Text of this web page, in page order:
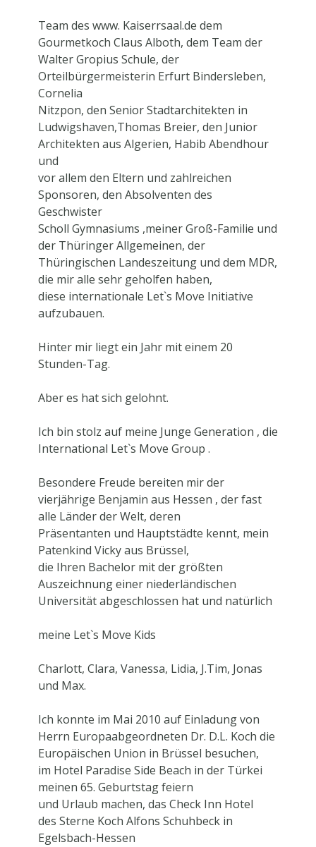
Team des www. Kaiserrsaal.de dem
Gourmetkoch Claus Alboth, dem Team der
Walter Gropius Schule, der
Orteilbürgermeisterin Erfurt Bindersleben,
Cornelia
Nitzpon, den Senior Stadtarchitekten in
Ludwigshaven,Thomas Breier, den Junior
Architekten aus Algerien, Habib Abendhour
und
vor allem den Eltern und zahlreichen
Sponsoren, den Absolventen des
Geschwister
Scholl Gymnasiums ,meiner Groß-Familie und
der Thüringer Allgemeinen, der
Thüringischen Landeszeitung und dem MDR,
die mir alle sehr geholfen haben,
diese internationale Let`s Move Initiative
aufzubauen.
Hinter mir liegt ein Jahr mit einem 20
Stunden-Tag.
Aber es hat sich gelohnt.
Ich bin stolz auf meine Junge Generation , die
International Let`s Move Group .
Besondere Freude bereiten mir der
vierjährige Benjamin aus Hessen , der fast
alle Länder der Welt, deren
Präsentanten und Hauptstädte kennt, mein
Patenkind Vicky aus Brüssel,
die Ihren Bachelor mit der größten
Auszeichnung einer niederländischen
Universität abgeschlossen hat und natürlich
meine Let`s Move Kids
Charlott, Clara, Vanessa, Lidia, J.Tim, Jonas
und Max.
Ich konnte im Mai 2010 auf Einladung von
Herrn Europaabgeordneten Dr. D.L. Koch die
Europäischen Union in Brüssel besuchen,
im Hotel Paradise Side Beach in der Türkei
meinen 65. Geburtstag feiern
und Urlaub machen, das Check Inn Hotel
des Sterne Koch Alfons Schuhbeck in
Egelsbach-Hessen